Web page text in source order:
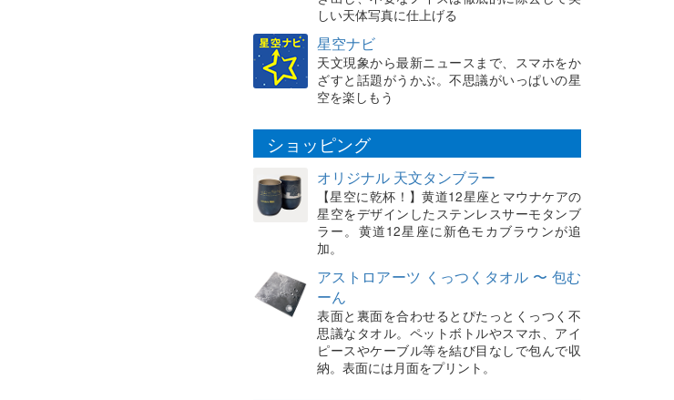
しい天体写真に仕上げる
星空ナビ
天文現象から最新ニュースまで、スマホをか
ざすと話題がうかぶ。不思議がいっぱいの星
空を楽しもう
ショッピング
オリジナル 天文タンブラー
【星空に乾杯！】黄道12星座とマウナケアの
星空をデザインしたステンレスサーモタンブ
ラー。黄道12星座に新色モカブラウンが追
加。
アストロアーツ くっつくタオル 〜 包む
ーん
表面と裏面を合わせるとぴたっとくっつく不
思議なタオル。ペットボトルやスマホ、アイ
ピースやケーブル等を結び目なしで包んで収
納。表面には月面をプリント。